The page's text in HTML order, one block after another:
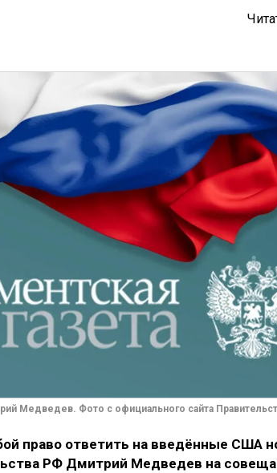
Медведев. Фото с официального сайта
право ответить на введённые США
РФ Дмитрий Медведев на